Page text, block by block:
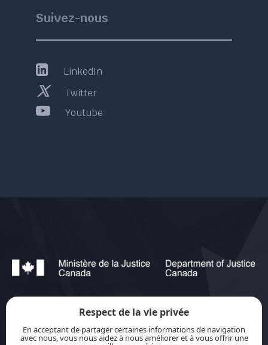
Suivez-nous
LinkedIn
Twitter
Youtube
jurisource.ca est financé par le ministère de la
Justice du Canada dans le cadre duPlan
Respect de la vie privée
En acceptant de partager certaines informations de navigation
avec nous, vous nous aidez à nous améliorer et à vous offrir une